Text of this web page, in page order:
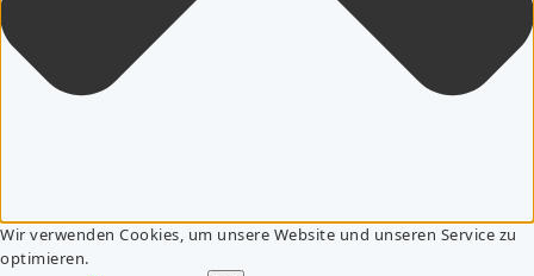
Wir verwenden Cookies, um unsere Website und unseren Service zu
optimieren.